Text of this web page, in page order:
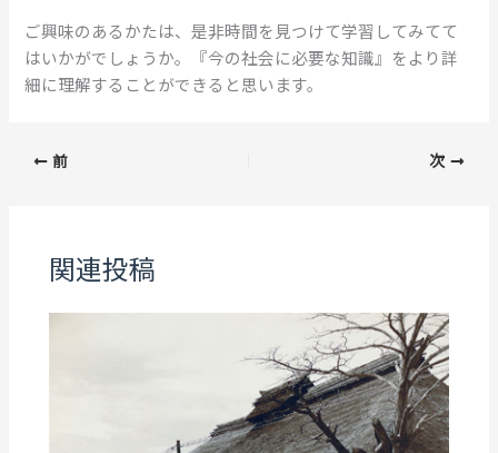
ご興味のあるかたは、是非時間を見つけて学習してみてて
はいかがでしょうか。『今の社会に必要な知識』をより詳
細に理解することができると思います。
前 次
関連投稿